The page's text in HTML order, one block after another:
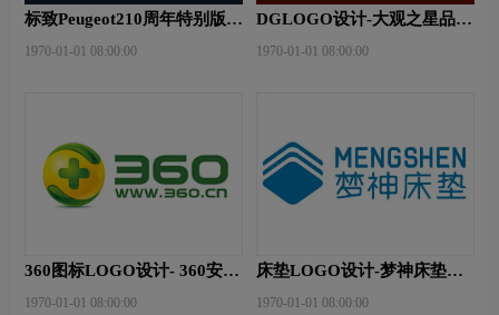
标致Peugeot210周年特别版新
1970-01-01 08:00:00
DGLOGO设计-大观之星品牌
1970-01-01 08:00:00
360图标LOGO设计- 360安全
1970-01-01 08:00:00
床垫LOGO设计-梦神床垫品
1970-01-01 08:00:00